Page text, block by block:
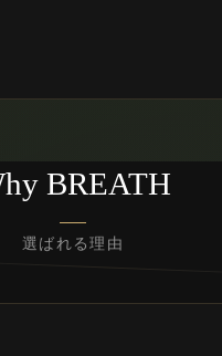
BREATH
選ばれる理由